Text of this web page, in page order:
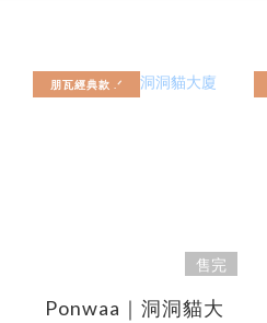
朋瓦經典款 .ᐟ
售完
Ponwaa｜洞洞貓大